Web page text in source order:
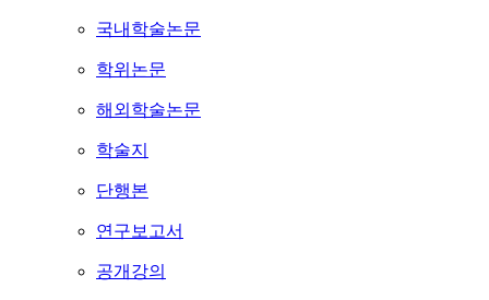
국내학술논문
학위논문
해외학술논문
학술지
단행본
연구보고서
공개강의